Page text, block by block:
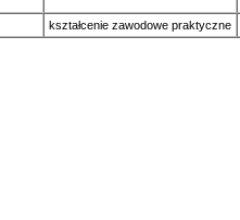
kształcenie zawodowe praktyczne